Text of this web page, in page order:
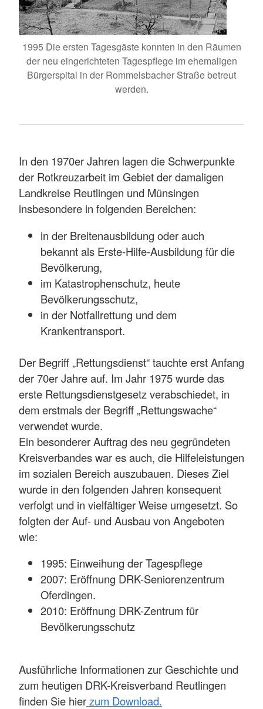
1995 Die ersten Tagesgäste konnten in den Räumen
der neu eingerichteten Tagespflege im ehemaligen
Bürgerspital in der Rommelsbacher Straße betreut
werden.
In den 1970er Jahren lagen die Schwerpunkte
der Rotkreuzarbeit im Gebiet der damaligen
Landkreise Reutlingen und Münsingen
insbesondere in folgenden Bereichen:
in der Breitenausbildung oder auch
bekannt als Erste-Hilfe-Ausbildung für die
Bevölkerung,
im Katastrophenschutz, heute
Bevölkerungsschutz,
in der Notfallrettung und dem
Krankentransport.
Der Begriff „Rettungsdienst“ tauchte erst Anfang
der 70er Jahre auf. Im Jahr 1975 wurde das
erste Rettungsdienstgesetz verabschiedet, in
dem erstmals der Begriff „Rettungswache“
verwendet wurde.
Ein besonderer Auftrag des neu gegründeten
Kreisverbandes war es auch, die Hilfeleistungen
im sozialen Bereich auszubauen. Dieses Ziel
wurde in den folgenden Jahren konsequent
verfolgt und in vielfältiger Weise umgesetzt. So
folgten der Auf- und Ausbau von Angeboten
wie:
1995: Einweihung der Tagespflege
2007: Eröffnung DRK-Seniorenzentrum
Oferdingen.
2010: Eröffnung DRK-Zentrum für
Bevölkerungsschutz
Ausführliche Informationen zur Geschichte und
zum heutigen DRK-Kreisverband Reutlingen
finden Sie hierzum Download.